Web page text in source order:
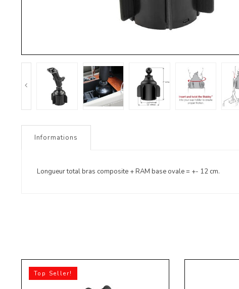
Informations
Longueur total bras composite + RAM base ovale = +- 12 cm.
Top Seller!